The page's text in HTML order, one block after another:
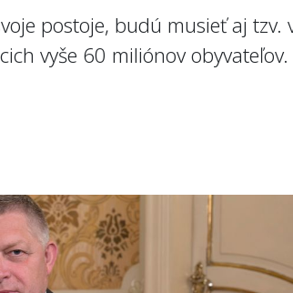
postoje, budú musieť aj tzv.
vyše 60 miliónov